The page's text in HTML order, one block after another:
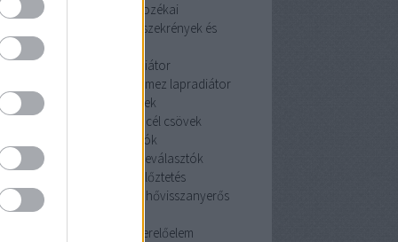
szekrények és tartozékai
szekrények és
acéllemez lapradiátor
acéllemez lapradiátor
szénacél csövek
szénacél csövek
szénacél csövek
iszapleválasztók
iszapleválasztók
iszapleválasztók
hővisszanyerős szellőztetés
szellőztetés
hővisszanyerős
Geberit Duofix WC szerelőelem